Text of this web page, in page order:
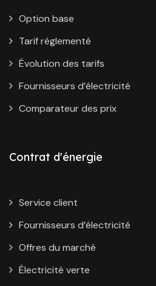
Option base
Tarif réglementé
Évolution des tarifs
Fournisseurs d’électricité
Comparateur des prix
Contrat d'énergie
Service client
Fournisseurs d’électricité
Offres du marché
Électricité verte